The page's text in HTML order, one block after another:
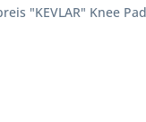
"KEVLAR" Knee